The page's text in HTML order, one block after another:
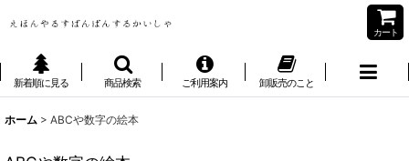
カート
新着順に見る 商品検索 ご利用案内 卸販売のこと
ホーム > ABCや数字の絵本